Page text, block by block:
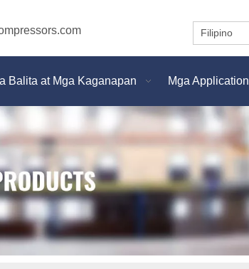
Filipino
Balita at Mga Kaganapan Mga Application